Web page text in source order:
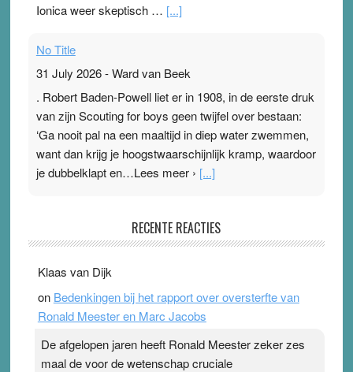
Ionica weer skeptisch … [...]
No Title
31 July 2026-Ward van Beek
. Robert Baden-Powell liet er in 1908, in de eerste druk
van zijn Scouting for boys geen twijfel over bestaan:
‘Ga nooit pal na een maaltijd in diep water zwemmen,
want dan krijg je hoogstwaarschijnlijk kramp, waardoor
je dubbelklapt en…Lees meer › [...]
Ward van Beek
topsporters. Ze hopen ermee hun hartslag te verlagen
terwijl ze meer zuurstof opnemen. Daarop heeft zo’n
pleister geen effect. Maar het gevoel ‘makkelijker te
Pleisterplakkers in de topspsort › [...]
RECENTE REACTIES
Klaas van Dijk
on Bedenkingen bij het rapport over oversterfte van
Ronald Meester en Marc Jacobs
De afgelopen jaren heeft Ronald Meester zeker zes
maal de voor de wetenschap cruciale